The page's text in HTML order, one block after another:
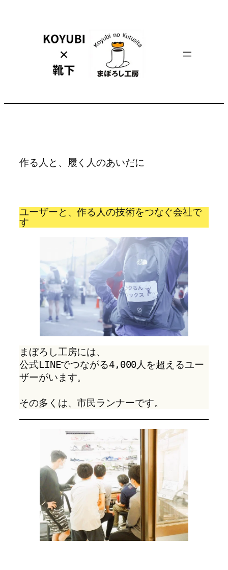
作る人と、履く人のあいだに
ユーザーと、作る人の技術をつなぐ会社で
す
まぼろし工房には、
公式LINEでつながる4,000人を超えるユー
ザーがいます。
その多くは、市民ランナーです。